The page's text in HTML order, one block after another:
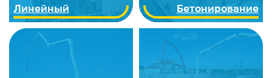
Линейный Бетонирование